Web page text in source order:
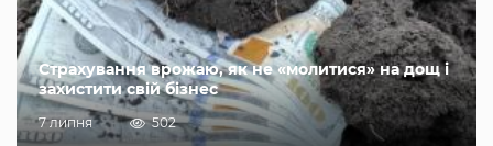
Страхування врожаю, як не «молитися» на дощ і
захистити свій бізнес
7 липня 502